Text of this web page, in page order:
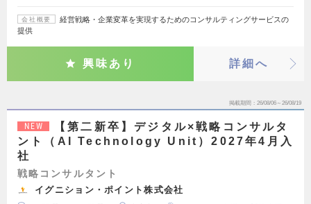
会社概要
経営戦略・企業変革を実現するためのコンサルティングサービスの
提供
興味あり 詳細へ
掲載期間 26/08/06～26/08/19
NEW
【第二新卒】デジタル×戦略コンサルタ
ント（AI Technology Unit）2027年4月入
社
戦略コンサルタント
イグニション・ポイント株式会社